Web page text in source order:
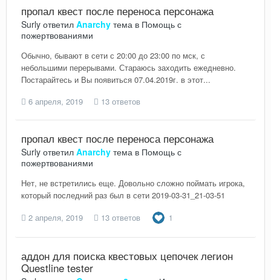
пропал квест после переноса персонажа
Surly ответил Anarchy тема в Помощь с
пожертвованиями
Обычно, бывают в сети с 20:00 до 23:00 по мск, с
небольшими перерывами. Стараюсь заходить ежедневно.
Постарайтесь и Вы появиться 07.04.2019г. в этот...
6 апреля, 2019
13 ответов
пропал квест после переноса персонажа
Surly ответил Anarchy тема в Помощь с
пожертвованиями
Нет, не встретились еще. Довольно сложно поймать игрока,
который последний раз был в сети 2019-03-31_21-03-51
2 апреля, 2019
13 ответов 1
аддон для поиска квестовых цепочек легион
Questline tester